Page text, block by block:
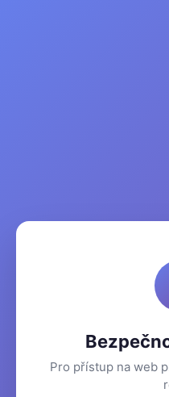
Pro přístup na web